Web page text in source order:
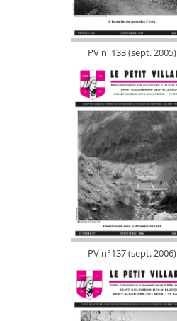
PV n°133 (sept. 2005)
PV n°137 (sept. 2006)